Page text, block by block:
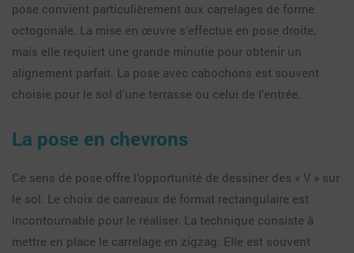
pose convient particulièrement aux carrelages de forme
octogonale. La mise en œuvre s’effectue en pose droite,
mais elle requiert une grande minutie pour obtenir un
alignement parfait. La pose avec cabochons est souvent
choisie pour le sol d’une terrasse ou celui de l’entrée.
La pose en chevrons
Ce sens de pose offre l’opportunité de dessiner des « V » sur
le sol. Le choix de carreaux de format rectangulaire est
incontournable pour le réaliser. La technique consiste à
mettre en place le carrelage en zigzag. Elle est souvent